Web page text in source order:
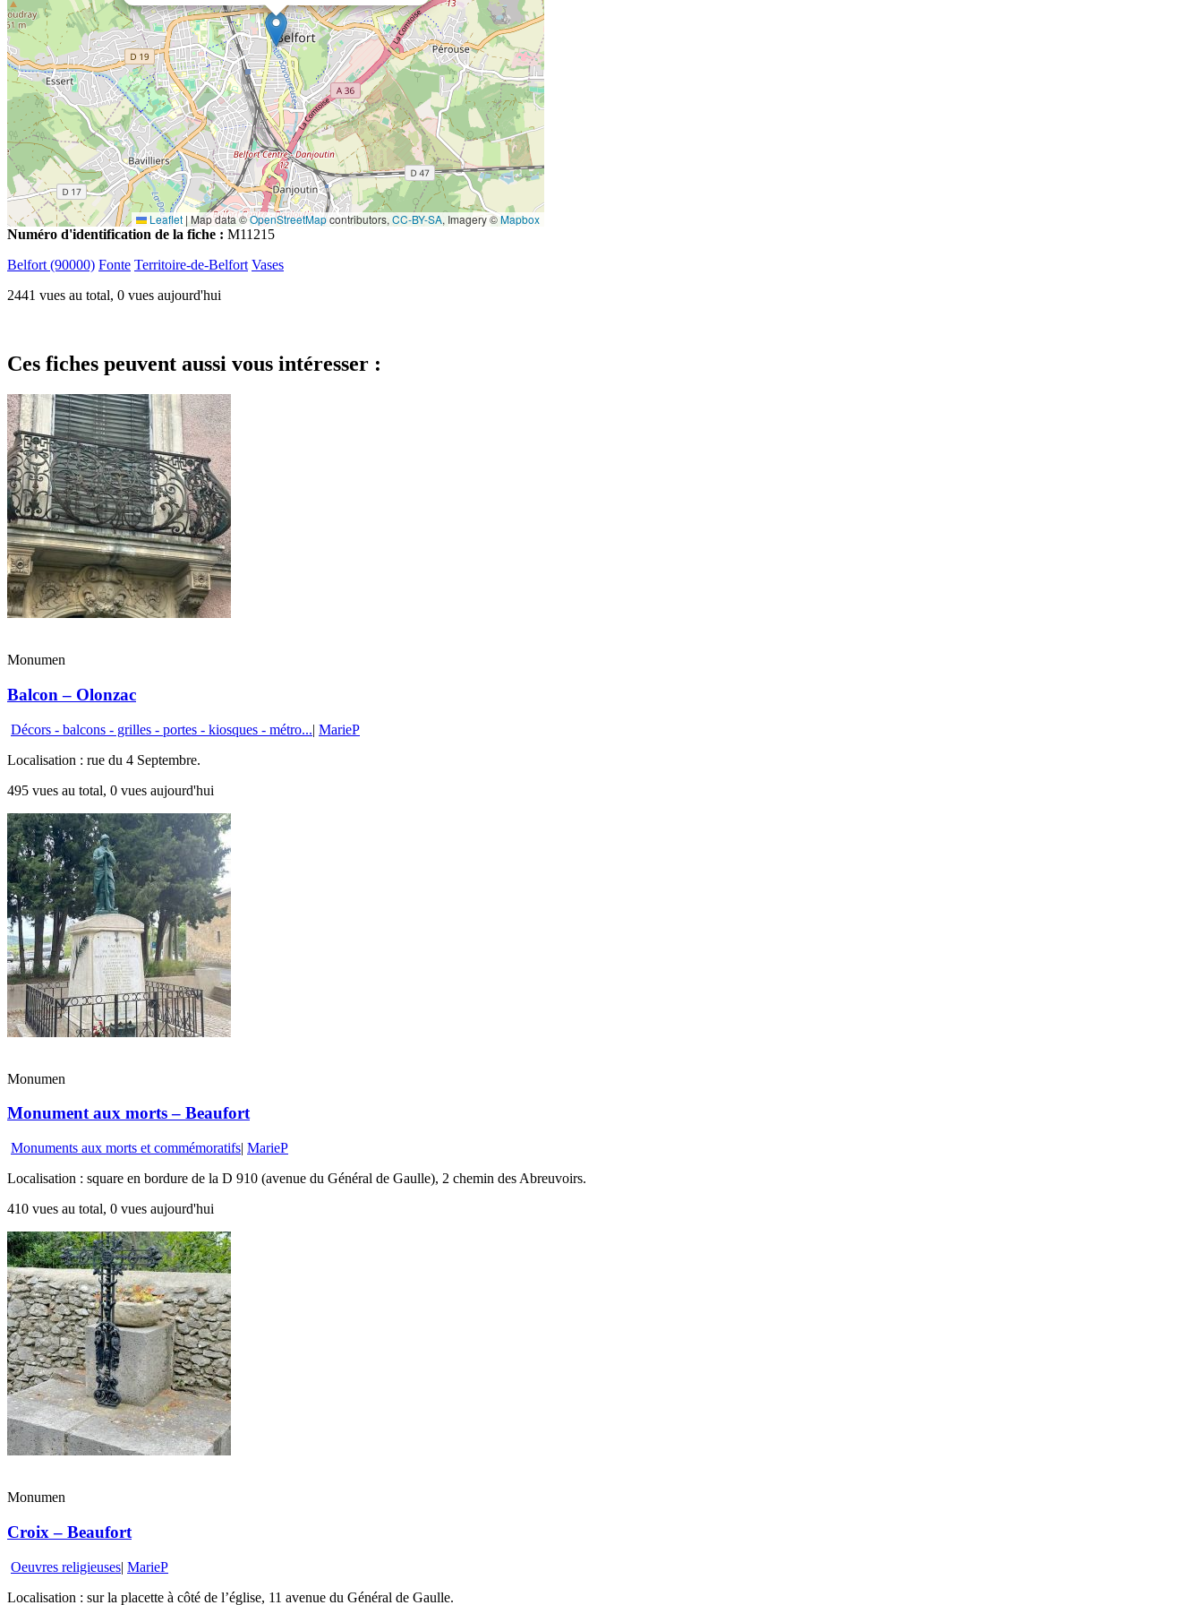
Leaflet | Map data ©OpenStreetMapcontributors,CC-BY-SA, Imagery ©Mapbox
Numéro d'identification de la fiche : M11215
Belfort (90000) Fonte Territoire-de-Belfort Vases
2441 vues au total, 0 vues aujourd'hui
Ces fiches peuvent aussi vous intéresser :
Monumen
Balcon – Olonzac
Décors - balcons - grilles - portes - kiosques - métro...| MarieP
Localisation : rue du 4 Septembre.
495 vues au total, 0 vues aujourd'hui
Monumen
Monument aux morts – Beaufort
Monuments aux morts et commémoratifs| MarieP
Localisation : square en bordure de la D 910 (avenue du Général de Gaulle), 2 chemin des Abreuvoirs.
410 vues au total, 0 vues aujourd'hui
Monumen
Croix – Beaufort
Oeuvres religieuses| MarieP
Localisation : sur la placette à côté de l’église, 11 avenue du Général de Gaulle.